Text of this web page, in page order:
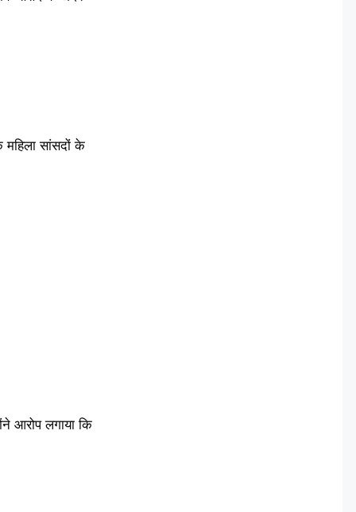
महिला सांसदों के
आरोप लगाया कि